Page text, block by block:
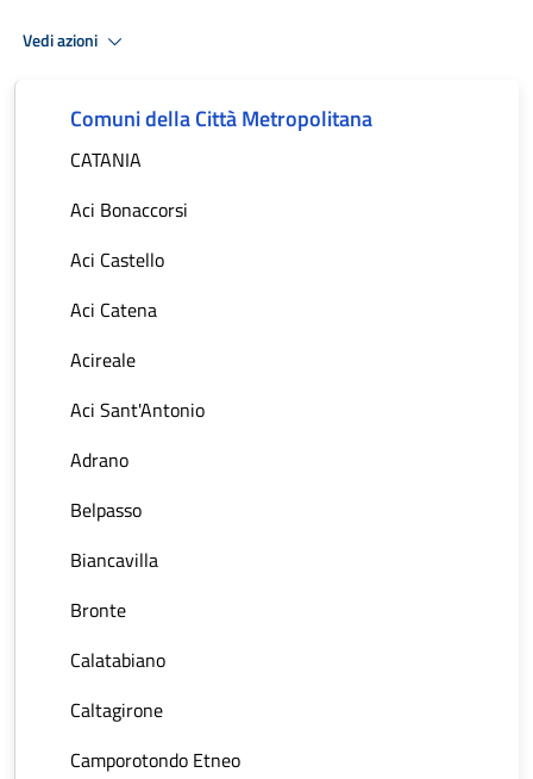
Vedi azioni
Comuni della Città Metropolitana
CATANIA
Aci Bonaccorsi
Aci Castello
Aci Catena
Acireale
Aci Sant'Antonio
Adrano
Belpasso
Biancavilla
Bronte
Calatabiano
Caltagirone
Camporotondo Etneo